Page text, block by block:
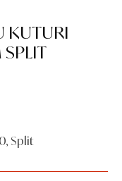
KUTURI
Split